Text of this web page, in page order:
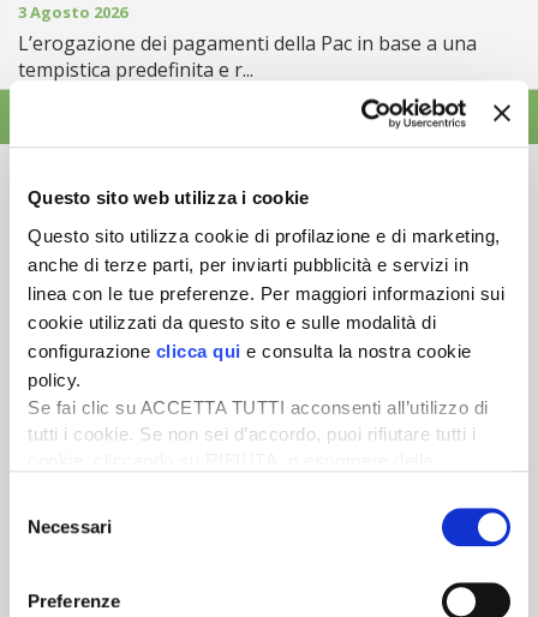
Questo sito web utilizza i cookie
Questo sito utilizza cookie di profilazione e di marketing,
anche di terze parti, per inviarti pubblicità e servizi in
linea con le tue preferenze. Per maggiori informazioni sui
cookie utilizzati da questo sito e sulle modalità di
configurazione clicca qui e consulta la nostra cookie
policy.
Se fai clic su ACCETTA TUTTI acconsenti all’utilizzo di
tutti i cookie. Se non sei d’accordo, puoi rifiutare tutti i
desideri accettare e cliccando ACCETTA SELEZIONATI.
delNecessari
Preferenze
3 Agosto 2026
L’erogazione dei pagamenti della Pac in base a una
tempistica predefinita e r...
Newsletter
Scopri un servizio d'informazione di alta qualità. Tagliato sulle tue
esigenze.